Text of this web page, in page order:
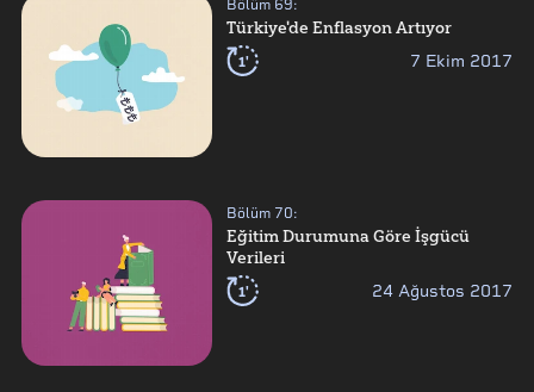
Bölüm 69:
Türkiye'de Enflasyon Artıyor
1' 7 Ekim 2017
Bölüm 70:
Eğitim Durumuna Göre İşgücü
Verileri
1' 24 Ağustos 2017